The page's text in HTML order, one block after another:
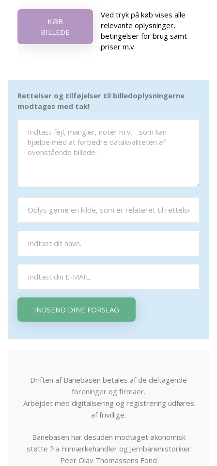
KØB
BILLEDE
Ved tryk på køb vises alle
relevante oplysninger,
betingelser for brug samt
priser m.v.
Rettelser og tilføjelser til billedoplysningerne
modtages med tak!
INDSEND DINE FORSLAG
Driften af Banebasen betales af de deltagende
foreninger og firmaer.
Arbejdet med digitalisering og registrering udføres
af frivillige.
Banebasen har desuden modtaget økonomisk
støtte fra Frimærkehandler og Jernbanehistoriker
Peer Olav Thomassens Fond